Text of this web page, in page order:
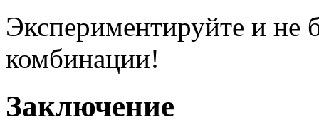
Экспериментируйте и не
комбинации!
Заключение